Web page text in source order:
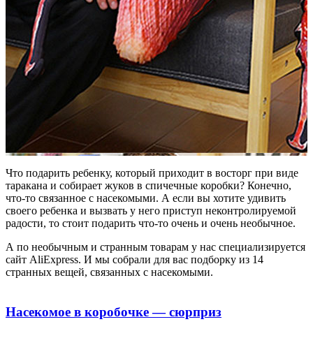
Что подарить ребенку, который приходит в восторг при виде
таракана и собирает жуков в спичечные коробки? Конечно,
что-то связанное с насекомыми. А если вы хотите удивить
своего ребенка и вызвать у него приступ неконтролируемой
радости, то стоит подарить что-то очень и очень необычное.
А по необычным и странным товарам у нас специализируется
сайт AliExpress. И мы собрали для вас подборку из 14
странных вещей, связанных с насекомыми.
Насекомое в коробочке — сюрприз